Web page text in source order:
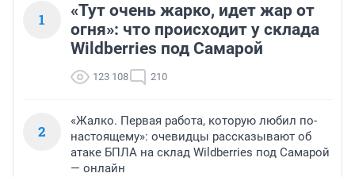
1
«Тут очень жарко, идет жар от
огня»: что происходит у склада
Wildberries под Самарой
123 108 210
2
«Жалко. Первая работа, которую любил по-
настоящему»: очевидцы рассказывают об
атаке БПЛА на склад Wildberries под Самарой
— онлайн